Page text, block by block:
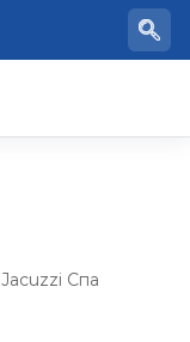
Jacuzzi Спа